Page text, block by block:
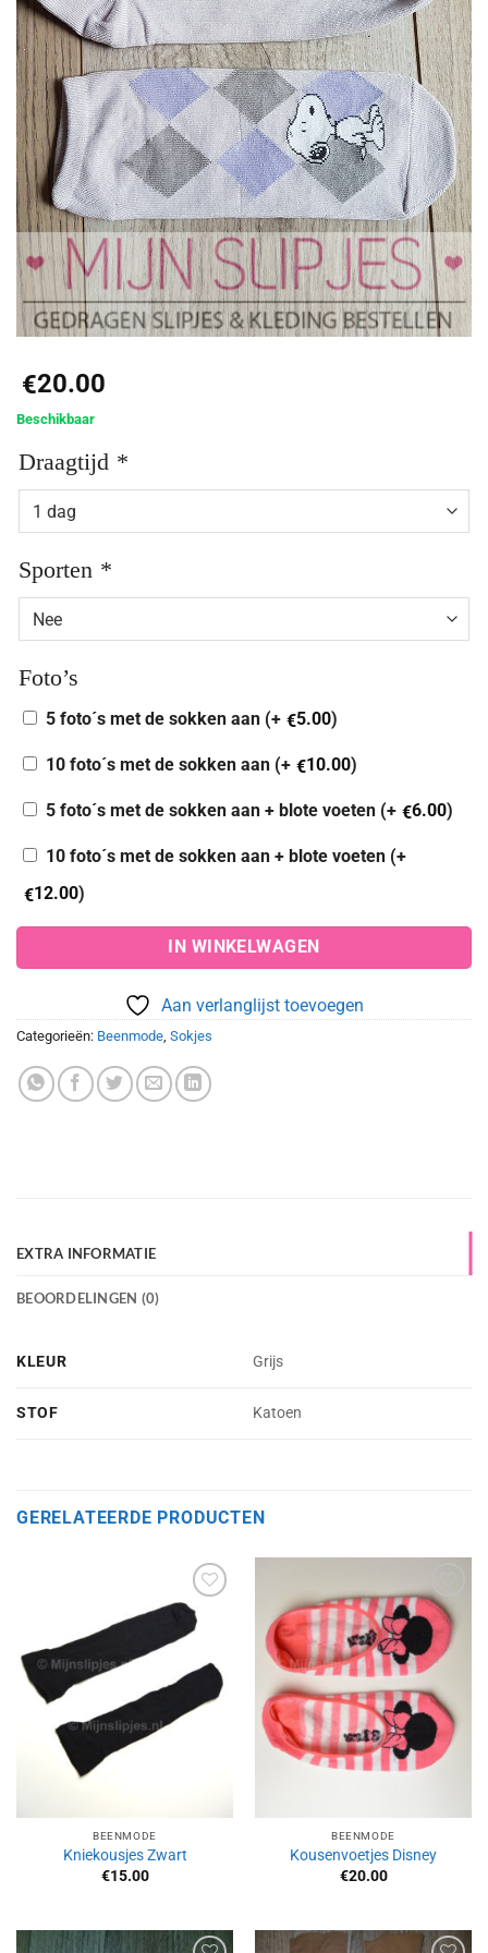
€20.00
Beschikbaar
Draagtijd *
Sporten *
Foto’s
5 foto´s met de sokken aan (+ €5.00)
10 foto´s met de sokken aan (+ €10.00)
5 foto´s met de sokken aan + blote voeten (+ €6.00)
10 foto´s met de sokken aan + blote voeten (+
€12.00)
IN WINKELWAGEN
Aan verlanglijst toevoegen
Categorieën: Beenmode Sokjes
EXTRA INFORMATIE
BEOORDELINGEN (0)
KLEUR Grijs
STOF Katoen
GERELATEERDE PRODUCTEN
Aan
verlanglijst
toevoegen
BEENMODE
Kniekousjes Zwart
€15.00
Aan
verlanglijst
toevoegen
BEENMODE
Kousenvoetjes Disney
€20.00